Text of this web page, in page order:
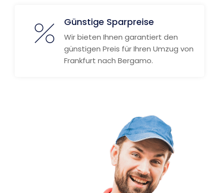
Günstige Sparpreise
Wir bieten Ihnen garantiert den
günstigen Preis für Ihren Umzug von
Frankfurt nach Bergamo.